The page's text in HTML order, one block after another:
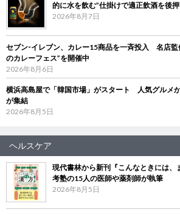
的に水を飲む”仕掛けで適正飲酒を後
2026年8月7日
セブン‐イレブン、カレー15商品を一斉投入 名店監
のカレーフェス”を開催中
2026年8月6日
横浜高島屋で「韓国市場」がスタート 人気グルメ
が集結
2026年8月5日
ヘルスケア
現代書林から新刊『こんなときには
考塾の15人の医師や薬剤師が執筆
2026年8月5日